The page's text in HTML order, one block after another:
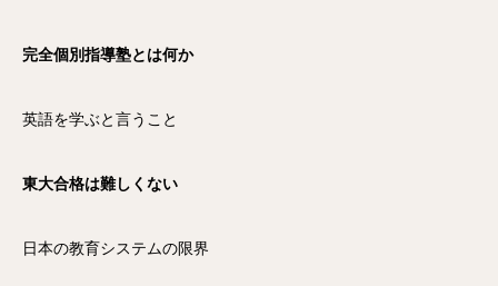
完全個別指導塾とは何か
英語を学ぶと言うこと
東大合格は難しくない
日本の教育システムの限界